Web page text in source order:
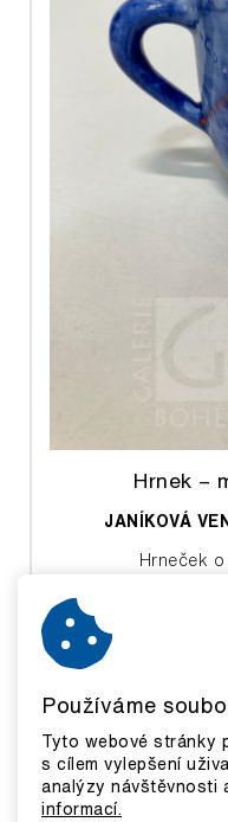
Hrnek –
JANÍKOVÁ
Hrneček o
Používáme
Tyto webové stránky
s cílem vylepšení
analýzy návštěvnosti
informací.